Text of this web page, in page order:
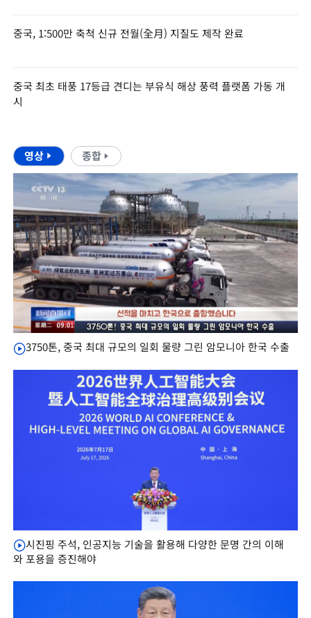
중국, 1:500만 축척 신규 전월(全月) 지질도 제작 완료
중국 최초 태풍 17등급 견디는 부유식 해상 풍력 플랫폼 가동 개
시
영상 종합
3750톤, 중국 최대 규모의 일회 물량 그린 암모니아 한국 수출
시진핑 주석, 인공지능 기술을 활용해 다양한 문명 간의 이해
와 포용을 증진해야